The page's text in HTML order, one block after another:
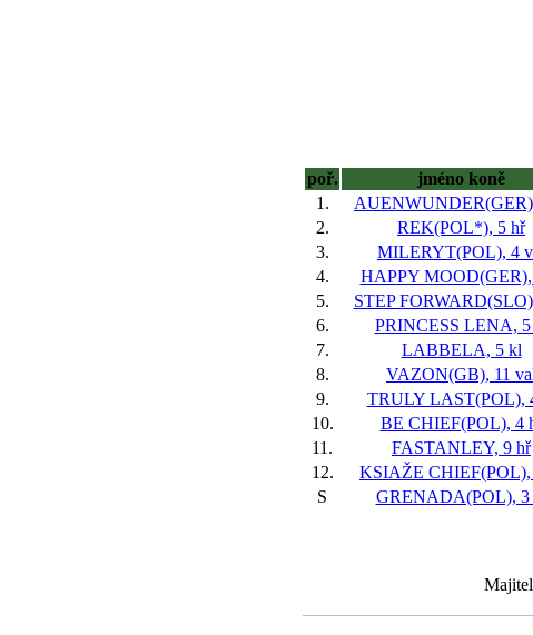
poř.
jméno koně
1.
2.
REK(POL*), 5 hř
3.
MILERYT(POL), 4
4.
HAPPY
5.
STEP
6.
PRINCESS LENA,
7.
LABBELA, 5 kl
8.
VAZON(GB), 11
9.
TRULY LAST(POL),
10.
BE CHIEF(POL), 4
11.
FASTANLEY, 9 hř
12.
KSIAŽE CHIEF(POL),
S
GRENADA(POL), 3